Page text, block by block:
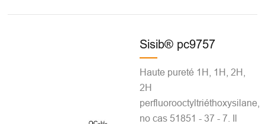
Sisib® pc9757
Haute pureté 1H, 1H, 2H,
2H
perfluorooctyltriéthoxysilane,
no cas 51851 - 37 - 7. Il